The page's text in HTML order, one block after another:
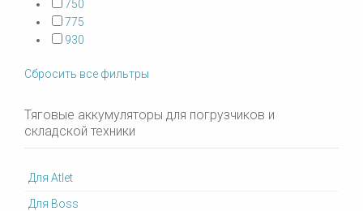
750
775
930
Сбросить все фильтры
Тяговые аккумуляторы для погрузчиков и
складской техники
Для Atlet
Для Boss